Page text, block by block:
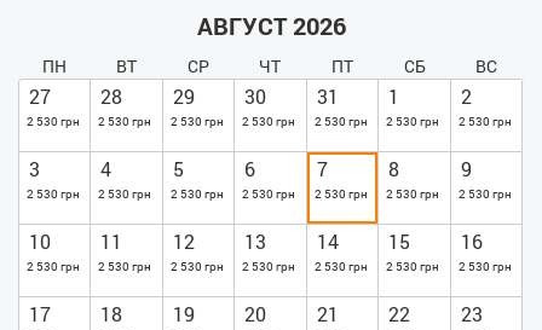
АВГУСТ 2026
ПН ВТ СР ЧТ ПТ СБ ВС
27
2 530 грн
28
2 530 грн
29
2 530 грн
30
2 530 грн
31
2 530 грн
1
2 530 грн
2
2 530 грн
3
2 530 грн
4
2 530 грн
5
2 530 грн
6
2 530 грн
7
2 530 грн
8
2 530 грн
9
2 530 грн
10
2 530 грн
11
2 530 грн
12
2 530 грн
13
2 530 грн
14
2 530 грн
15
2 530 грн
16
2 530 грн
17 18 19 20 21 22 23